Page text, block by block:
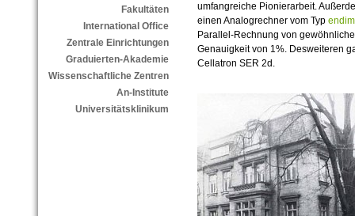
Fakultäten
International Office
Zentrale Einrichtungen
Graduierten-Akademie
Wissenschaftliche Zentren
An-Institute
Universitätsklinikum
umfangreiche Pionierarbeit.
einen Analogrechner vom Typ
Parallel-Rechnung von
Genauigkeit von 1%. Desweiteren
Cellatron SER 2d.